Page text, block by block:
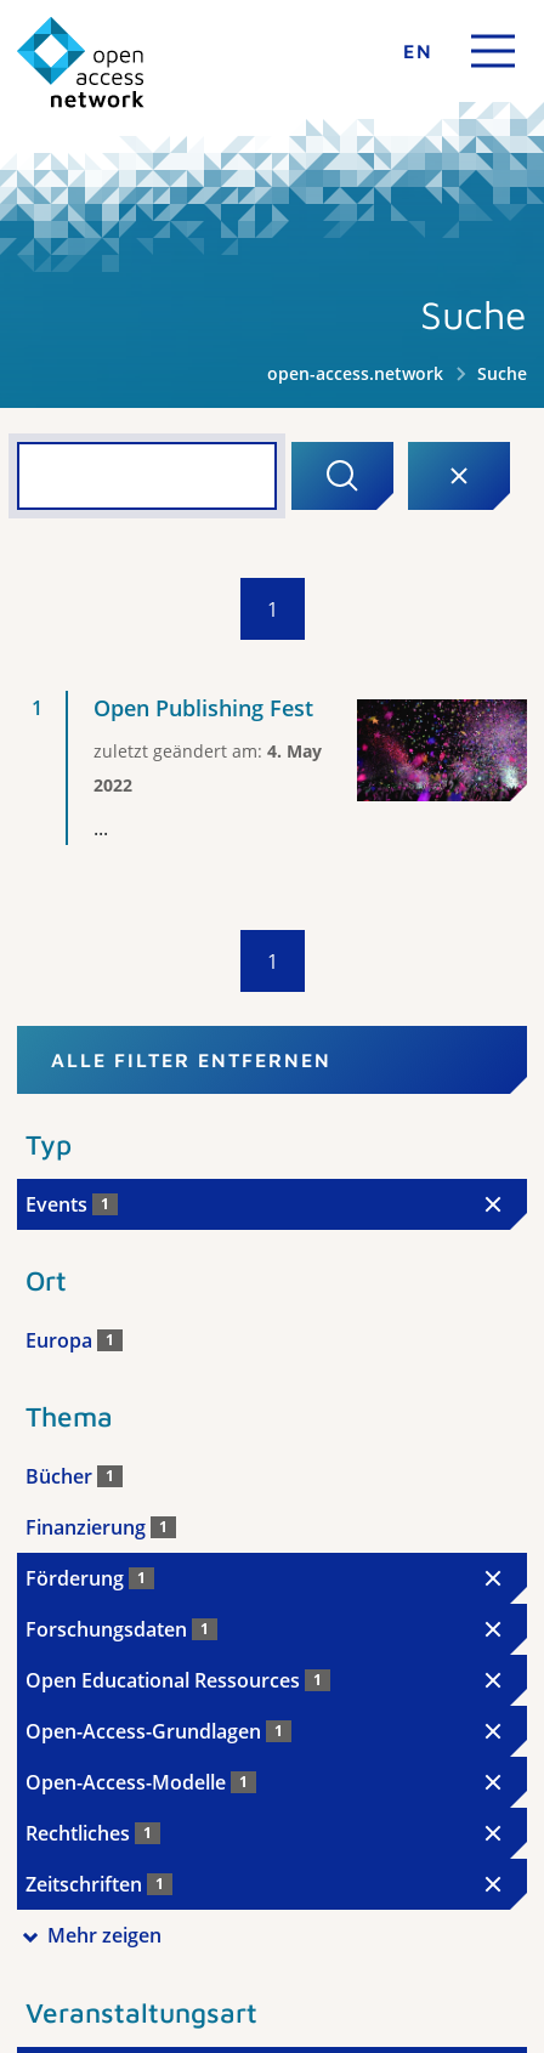
EN
Suche
open-access.network Suche
1
Open Publishing Fest
zuletzt geändert am: 4. May
2022
...
1
ALLE FILTER ENTFERNEN
Typ
Events 1
Ort
Europa 1
Thema
Bücher 1
Finanzierung 1
Förderung 1
Forschungsdaten 1
Open Educational Ressources 1
Open-Access-Grundlagen 1
Open-Access-Modelle 1
Rechtliches 1
Zeitschriften 1
Mehr zeigen
Veranstaltungsart